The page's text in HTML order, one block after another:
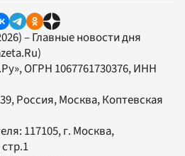
– Главные новости дня
, ОГРН 1067761730376, ИНН
Россия, Москва, Коптевская
117105, г. Москва,